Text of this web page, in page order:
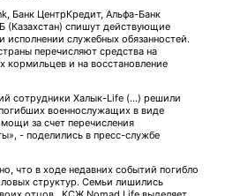
Банк ЦентрКредит, Альфа-Банк
(Казахстан) спишут действующие
служебных обязанностей.
перечисляют средства на
и на восстановление
сотрудники Халык-Life (…) решили
военнослужащих в виде
за счет перечисления
- поделились в пресс-службе
что в ходе недавних событий погибло
структур. Семьи лишились